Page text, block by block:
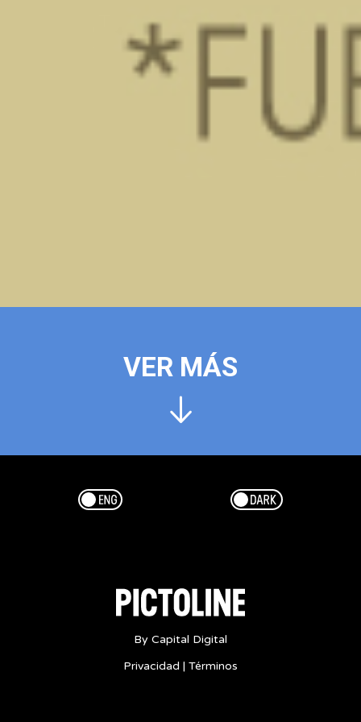
VER MÁS
Esp/Eng Dark/Light
By Capital Digital
Privacidad | Términos